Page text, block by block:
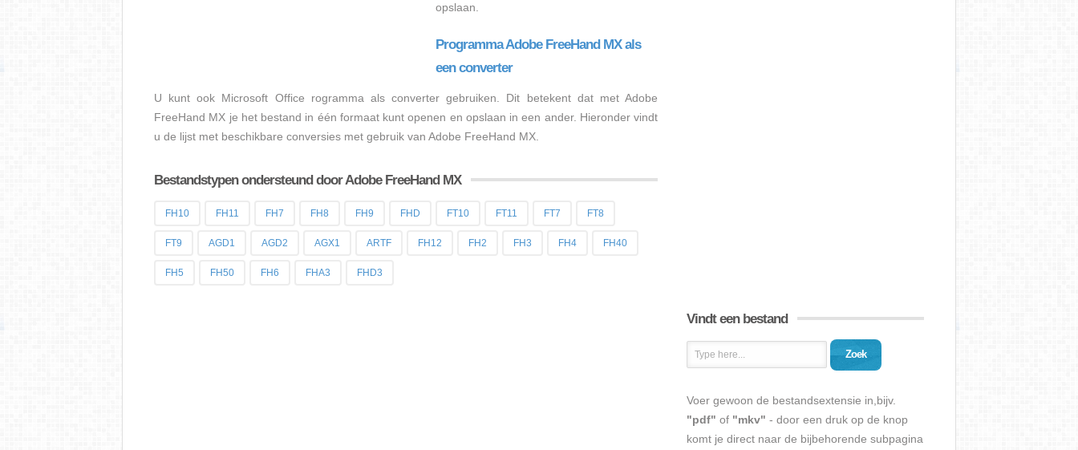
opslaan.
Programma Adobe FreeHand MX als
een converter
U kunt ook Microsoft Office rogramma als converter gebruiken. Dit betekent dat met Adobe
FreeHand MX je het bestand in één formaat kunt openen en opslaan in een ander. Hieronder vindt
u de lijst met beschikbare conversies met gebruik van Adobe FreeHand MX.
Bestandstypen ondersteund door Adobe FreeHand MX
FH10 FH11 FH7 FH8 FH9 FHD FT10 FT11 FT7 FT8
FT9 AGD1 AGD2 AGX1 ARTF FH12 FH2 FH3 FH4 FH40
FH5 FH50 FH6 FHA3 FHD3
Vindt een bestand
Zoek
Voer gewoon de bestandsextensie in,bijv.
"pdf" of "mkv" - door een druk op de knop
komt je direct naar de bijbehorende subpagina